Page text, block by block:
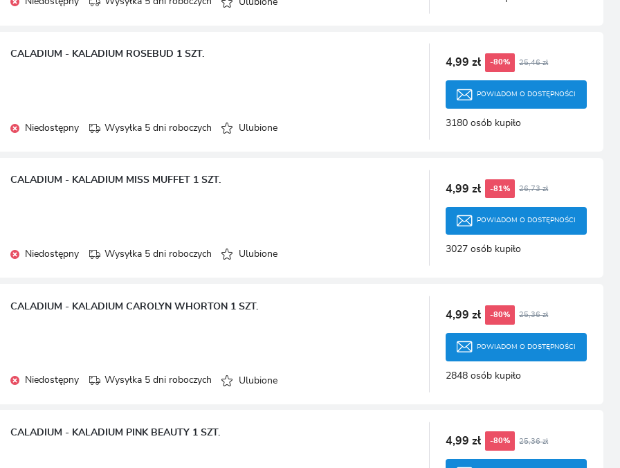
Ulubione
CALADIUM - KALADIUM ROSEBUD 1 SZT.
Niedostępny Wysyłka 5 dni roboczych Ulubione
4,99 zł -80% 25,46 zł
POWIADOM O DOSTĘPNOŚCI
3180 osób kupiło
CALADIUM - KALADIUM MISS MUFFET 1 SZT.
Niedostępny Wysyłka 5 dni roboczych Ulubione
4,99 zł -81% 26,73 zł
POWIADOM O DOSTĘPNOŚCI
3027 osób kupiło
CALADIUM - KALADIUM CAROLYN WHORTON 1 SZT.
Niedostępny Wysyłka 5 dni roboczych Ulubione
4,99 zł -80% 25,36 zł
POWIADOM O DOSTĘPNOŚCI
2848 osób kupiło
CALADIUM - KALADIUM PINK BEAUTY 1 SZT.
4,99 zł -80% 25,36 zł